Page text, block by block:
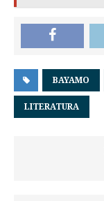
BAYAMO
LITERATURA